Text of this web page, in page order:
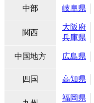
中部 岐阜県
関西
大阪府
兵庫県
中国地方 広島県
四国 高知県
福岡県